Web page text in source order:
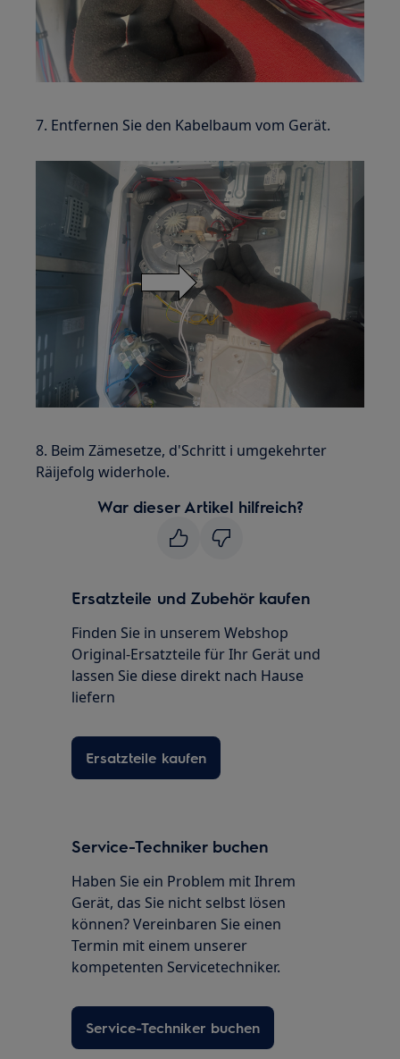
7. Entfernen Sie den Kabelbaum vom Gerät.
8. Beim Zämesetze, d'Schritt i umgekehrter
Räijefolg widerhole.
War dieser Artikel hilfreich?
Ersatzteile und Zubehör kaufen
Finden Sie in unserem Webshop
Original-Ersatzteile für Ihr Gerät und
lassen Sie diese direkt nach Hause
liefern
Ersatzteile kaufen
Service-Techniker buchen
Haben Sie ein Problem mit Ihrem
Gerät, das Sie nicht selbst lösen
können? Vereinbaren Sie einen
Termin mit einem unserer
kompetenten Servicetechniker.
Service-Techniker buchen